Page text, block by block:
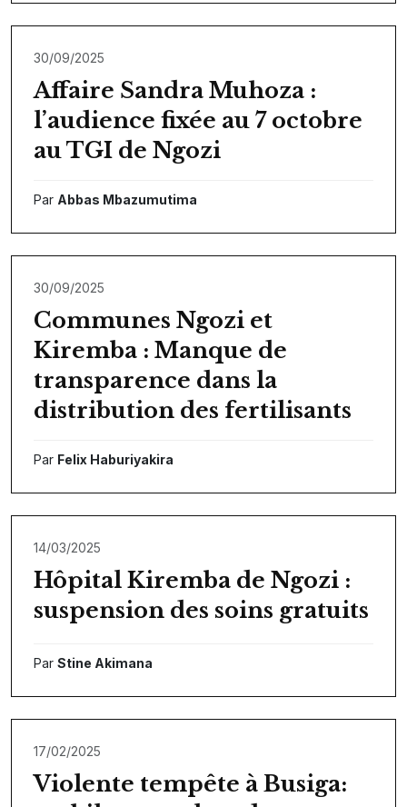
30/09/2025
Affaire Sandra Muhoza :
l’audience fixée au 7 octobre
au TGI de Ngozi
Par Abbas Mbazumutima
30/09/2025
Communes Ngozi et
Kiremba : Manque de
transparence dans la
distribution des fertilisants
Par Felix Haburiyakira
14/03/2025
Hôpital Kiremba de Ngozi :
suspension des soins gratuits
Par Stine Akimana
17/02/2025
Violente tempête à Busiga: